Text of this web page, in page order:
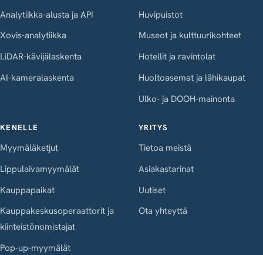
Analytiikka-alusta ja API
Xovis-analytiikka
LiDAR-kävijälaskenta
AI-kameralaskenta
Huvipuistot
Museot ja kulttuurikohteet
Hotellit ja ravintolat
Huoltoasemat ja lähikaupat
Ulko- ja DOOH-mainonta
KENELLE
Myymäläketjut
Lippulaivamyymälät
Kauppapaikat
Kauppakeskusoperaattorit ja
kiinteistönomistajat
Pop-up-myymälät
YRITYS
Tietoa meistä
Asiakastarinat
Uutiset
Ota yhteyttä